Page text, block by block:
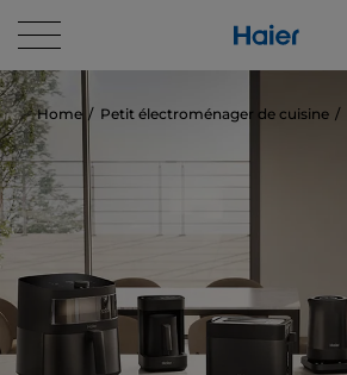
Home Petit électroménager de cuisine